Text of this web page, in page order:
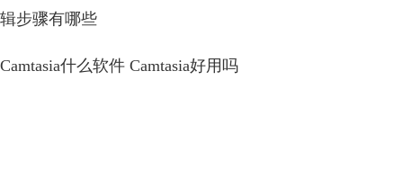
辑步骤有哪些
Camtasia什么软件 Camtasia好用吗